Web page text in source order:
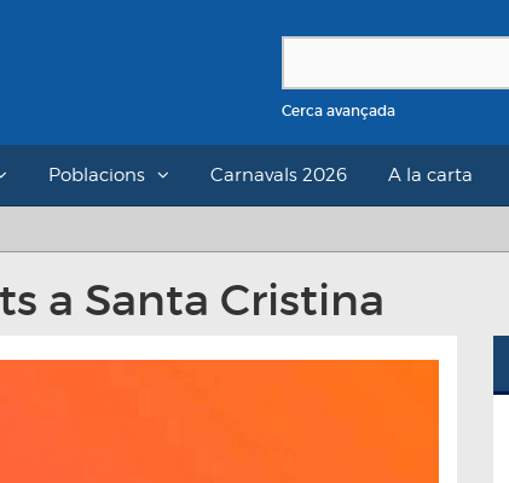
Cerca avançada
Poblacions Carnavals 2026 A la carta
a Santa Cristina